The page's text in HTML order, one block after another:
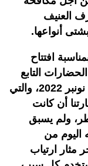
العنيف
أنواعها.
افتتاح
التابع
للأمم المتحدة، الذي انعقد في فاس في نونبر 2022، والتي
أن كانت
ولم يسبق
اليوم من
مثار ارتياب